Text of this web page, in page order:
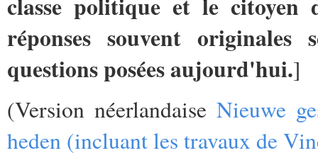
réponses souvent
questions posées aujourd'hui.]
(Version néerlandaise Nieuwe
heden (incluant les travaux de